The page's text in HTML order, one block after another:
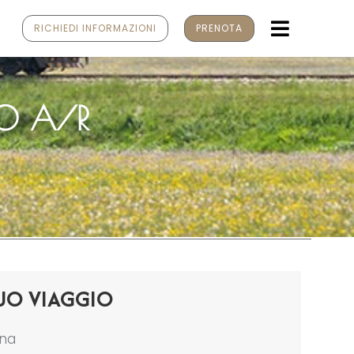
RICHIEDI INFORMAZIONI PRENOTA
A/R
VIAGGIO